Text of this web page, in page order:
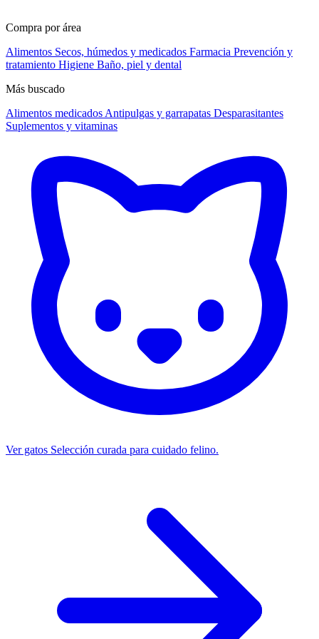
Compra por área
Alimentos Secos, húmedos y medicados Farmacia Prevención y
tratamiento Higiene Baño, piel y dental
Más buscado
Alimentos medicados Antipulgas y garrapatas Desparasitantes
Suplementos y vitaminas
Ver gatos Selección curada para cuidado felino.